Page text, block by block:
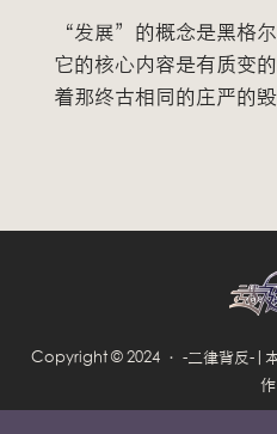
“发展”的概念是黑格
它的核心内容是有质变
着那终古相同的庄严的
Copyright © 2024 · -二律背反-|
作